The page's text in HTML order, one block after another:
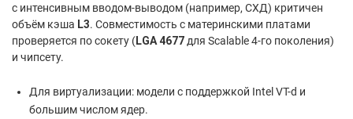
с интенсивным вводом-выводом (например, СХД) критичен
объём кэша L3. Совместимость с материнскими платами
проверяется по сокету (LGA 4677для Scalable 4-го поколения)
и чипсету.
Для виртуализации: модели с поддержкой Intel VT-d и
большим числом ядер.